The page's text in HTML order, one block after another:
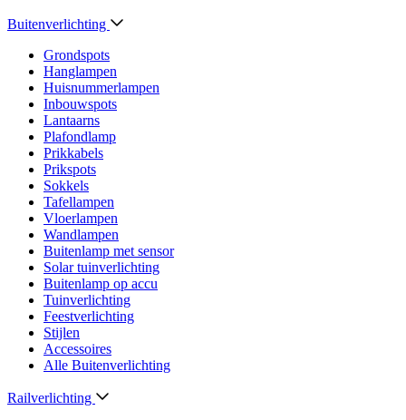
Buitenverlichting
Grondspots
Hanglampen
Huisnummerlampen
Inbouwspots
Lantaarns
Plafondlamp
Prikkabels
Prikspots
Sokkels
Tafellampen
Vloerlampen
Wandlampen
Buitenlamp met sensor
Solar tuinverlichting
Buitenlamp op accu
Tuinverlichting
Feestverlichting
Stijlen
Accessoires
Alle Buitenverlichting
Railverlichting